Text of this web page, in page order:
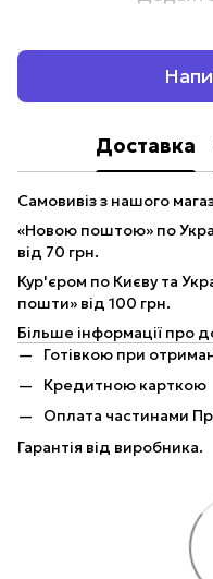
Доставка
Самовивіз з нашого
«Новою поштою» по
від 70 грн.
Кур'єром по Києву та
пошти» від 100 грн.
Більше інформації про
Готівкою при
Кредитною карткою
Оплата частинами
Гарантія від виробника.